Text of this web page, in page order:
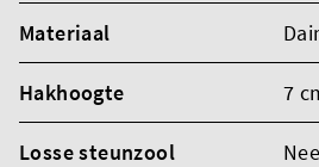
Materiaal
Hakhoogte 7
Losse steunzool Nee